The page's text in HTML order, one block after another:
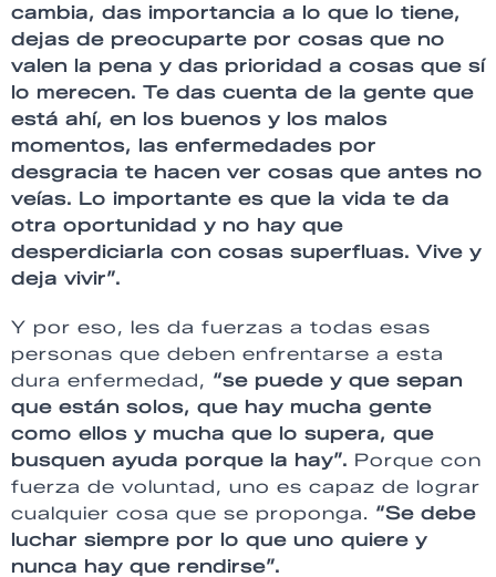
cambia, das importancia a lo que lo tiene,
dejas de preocuparte por cosas que no
valen la pena y das prioridad a cosas que sí
lo merecen. Te das cuenta de la gente que
está ahí, en los buenos y los malos
momentos, las enfermedades por
desgracia te hacen ver cosas que antes no
veías. Lo importante es que la vida te da
otra oportunidad y no hay que
desperdiciarla con cosas superfluas. Vive y
deja vivir”.
Y por eso, les da fuerzas a todas esas
personas que deben enfrentarse a esta
dura enfermedad, “se puede y que sepan
que están solos, que hay mucha gente
como ellos y mucha que lo supera, que
busquen ayuda porque la hay”. Porque con
fuerza de voluntad, uno es capaz de lograr
cualquier cosa que se proponga. “Se debe
luchar siempre por lo que uno quiere y
nunca hay que rendirse”.